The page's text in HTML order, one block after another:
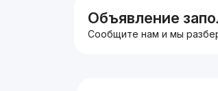
Объявление
Сообщите нам и мы